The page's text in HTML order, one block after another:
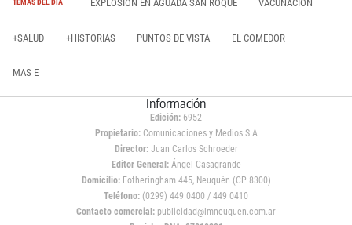
TEMAS DEL DÍA EXPLOSIÓN EN AGUADA SAN ROQUE VACUNACIÓN
+SALUD +HISTORIAS PUNTOS DE VISTA EL COMEDOR
MAS E
Información
Edición: 6952
Propietario:Comunicaciones y Medios S.A
Director: Juan Carlos Schroeder
Editor General:Ángel Casagrande
Domicilio:Fotheringham 445, Neuquén (CP 8300)
Teléfono: (0299) 449 0400 / 449 0410
Contacto comercial: publicidad@lmneuquen.com.ar